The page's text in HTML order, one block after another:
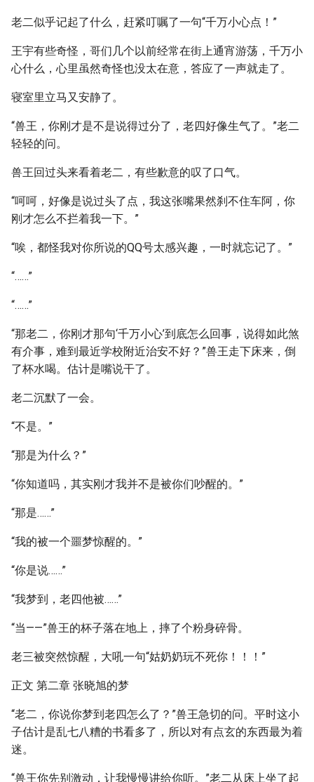
老二似乎记起了什么，赶紧叮嘱了一句“千万小心点！”
王宇有些奇怪，哥们几个以前经常在街上通宵游荡，千万小
心什么，心里虽然奇怪也没太在意，答应了一声就走了。
寝室里立马又安静了。
“兽王，你刚才是不是说得过分了，老四好像生气了。”老二
轻轻的问。
兽王回过头来看着老二，有些歉意的叹了口气。
“呵呵，好像是说过头了点，我这张嘴果然刹不住车阿，你
刚才怎么不拦着我一下。”
“唉，都怪我对你所说的QQ号太感兴趣，一时就忘记了。”
“……”
“……”
“那老二，你刚才那句‘千万小心’到底怎么回事，说得如此煞
有介事，难到最近学校附近治安不好？”兽王走下床来，倒
了杯水喝。估计是嘴说干了。
老二沉默了一会。
“不是。”
“那是为什么？”
“你知道吗，其实刚才我并不是被你们吵醒的。”
“那是……”
“我的被一个噩梦惊醒的。”
“你是说……”
“我梦到，老四他被……”
“当——”兽王的杯子落在地上，摔了个粉身碎骨。
老三被突然惊醒，大吼一句“姑奶奶玩不死你！！！”
正文 第二章 张晓旭的梦
“老二，你说你梦到老四怎么了？”兽王急切的问。平时这小
子估计是乱七八糟的书看多了，所以对有点玄的东西最为着
迷。
“兽王你先别激动，让我慢慢讲给你听。”老二从床上坐了起